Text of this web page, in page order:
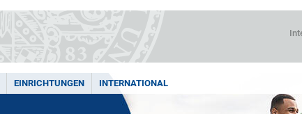
EINRICHTUNGEN INTERNATIONAL